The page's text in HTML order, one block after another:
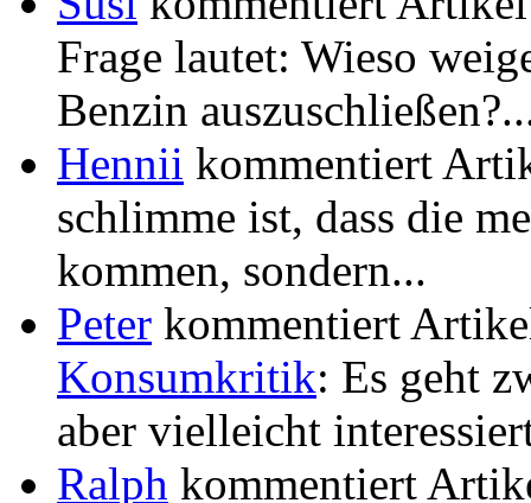
Frage lautet: Wieso
Benzin
Hennii kommentiert
schlimme ist, dass die
kommen, sondern...
Peter kommentiert
Konsumkritik: Es geht
aber vielleicht
Ralph kommentiert